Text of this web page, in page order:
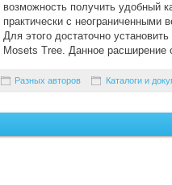
возможность получить удобный
практически с неограниченными
Для этого достаточно
Mosets Tree. Данное расширение
Разных авторов Каталоги и